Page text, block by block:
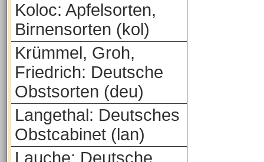
Koloc: Apfelsorten,
Birnensorten (kol)
Krümmel, Groh,
Friedrich: Deutsche
Obstsorten (deu)
Langethal: Deutsches
Obstcabinet (lan)
Lauche: Deutsche